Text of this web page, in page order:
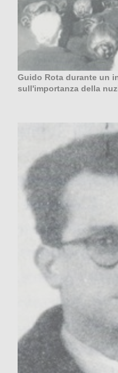
Guido Rota durante un
sull'importanza della